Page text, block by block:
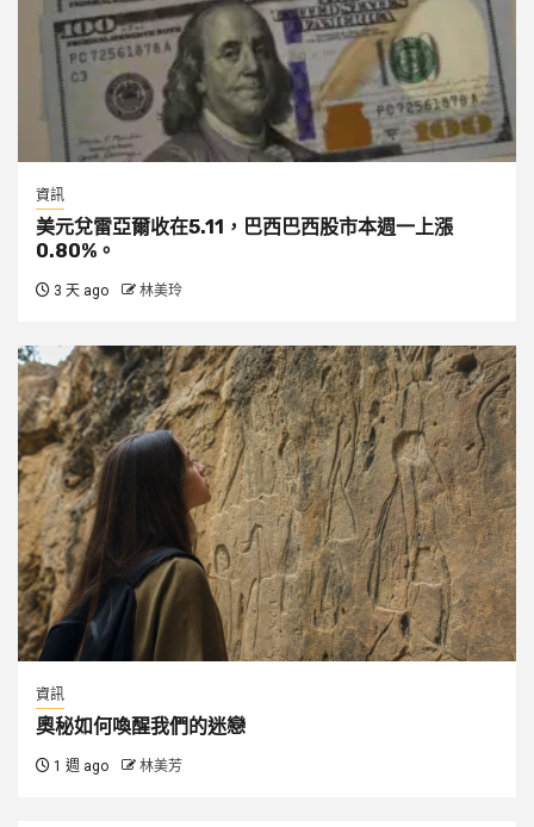
資訊
美元兌雷亞爾收在5.11，巴西巴西股市本週一上漲
0.80%。
3 天 ago 林美玲
資訊
奧秘如何喚醒我們的迷戀
1 週 ago 林美芳